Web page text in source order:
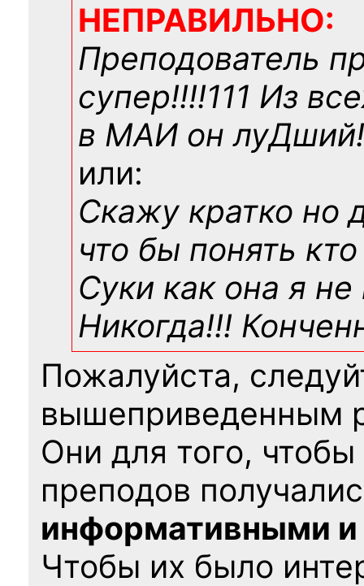
НЕПРАВИЛЬНО:
Преподователь
супер!!!!111 Из
в МАИ он
или:
Скажу кратко но
что бы понять
Суки как она я не
Никогда!!!
Пожалуйста,
вышеприведенным
Они для того,
преподов
информативными
Чтобы их было